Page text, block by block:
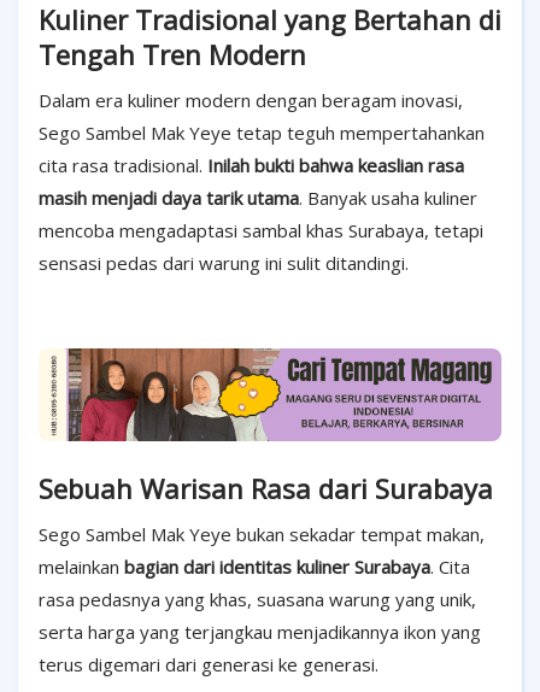
Kuliner Tradisional yang Bertahan di
Tengah Tren Modern
Dalam era kuliner modern dengan beragam inovasi,
Sego Sambel Mak Yeye tetap teguh mempertahankan
cita rasa tradisional. Inilah bukti bahwa keaslian rasa
masih menjadi daya tarik utama. Banyak usaha kuliner
mencoba mengadaptasi sambal khas Surabaya, tetapi
sensasi pedas dari warung ini sulit ditandingi.
Sebuah Warisan Rasa dari Surabaya
Sego Sambel Mak Yeye bukan sekadar tempat makan,
melainkan bagian dari identitas kuliner Surabaya. Cita
rasa pedasnya yang khas, suasana warung yang unik,
serta harga yang terjangkau menjadikannya ikon yang
terus digemari dari generasi ke generasi.